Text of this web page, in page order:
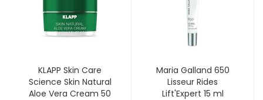
KLAPP Skin Care
Science Skin Natural
Aloe Vera Cream 50
Maria Galland 650
Lisseur Rides
Lift'Expert 15 ml